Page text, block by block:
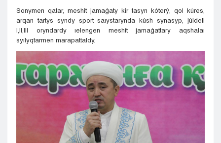
Sonymen qatar, meshit jamaǵaty kir tasyn kóterý, qol kúres,
arqan tartys syndy sport saıystarynda kúsh synasyp, júldeli
I,II,III oryndardy ıelengen meshit jamaǵattary aqshalaı
syılyqtarmen marapattaldy.